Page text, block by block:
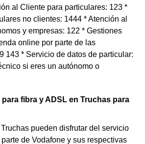
al Cliente para particulares: 123 *
no clientes: 1444 * Atención al
y empresas: 122 * Gestiones
online por parte de las
143 * Servicio de datos de particular:
si eres un autónomo o
fibra y ADSL en Truchas para
pueden disfrutar del servicio
de Vodafone y sus respectivas